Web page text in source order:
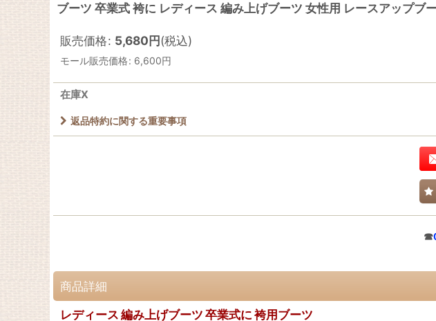
ブーツ 卒業式 袴に レディース 編み上げブーツ 女性用 レースアップ
販売価格: 5,680円(税込)
モール販売価格: 6,600円
在庫X
返品特約に関する重要事項
☎
商品詳細
レディース 編み上げブーツ 卒業式に 袴用ブーツ